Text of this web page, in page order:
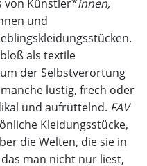
von Künstler*innen,
und
als textile
der Selbstverortung
lustig, frech oder
und aufrüttelnd. FAV
Kleidungsstücke,
die Welten, die sie in
man nicht nur liest,